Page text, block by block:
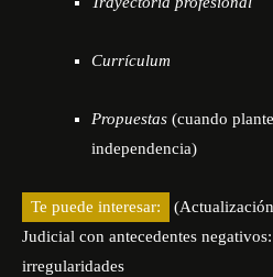
Currículum
Propuestas (cuando
independencia)
Te puede interesar:
Judicial con antecedentes
irregularidades